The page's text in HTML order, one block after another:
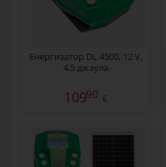
Енергизатор DL 4500, 12 V,
4,5 джаула
10990 €